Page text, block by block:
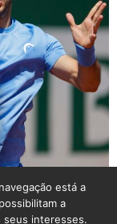
para a terceira
está a
a
seus interesses.